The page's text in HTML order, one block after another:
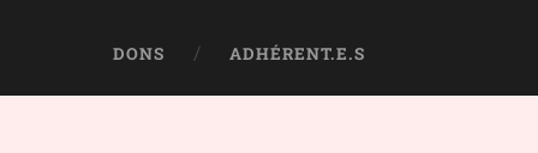
DONS ADHÉRENT.E.S